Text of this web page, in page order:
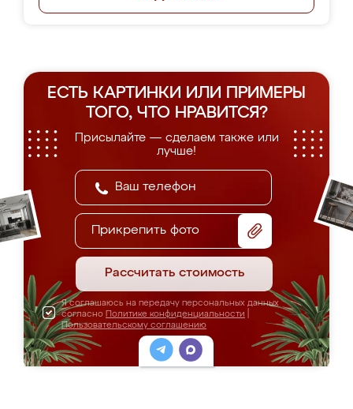
ЕСТЬ КАРТИНКИ ИЛИ ПРИМЕРЫ
ТОГО, ЧТО НРАВИТСЯ?
Присылайте — сделаем также или
лучше!
Прикрепить фото
Рассчитать стоимость
Я соглашаюсь на передачу персональных данных
согласно Политике конфиденциальности
Пользовательскому соглашению